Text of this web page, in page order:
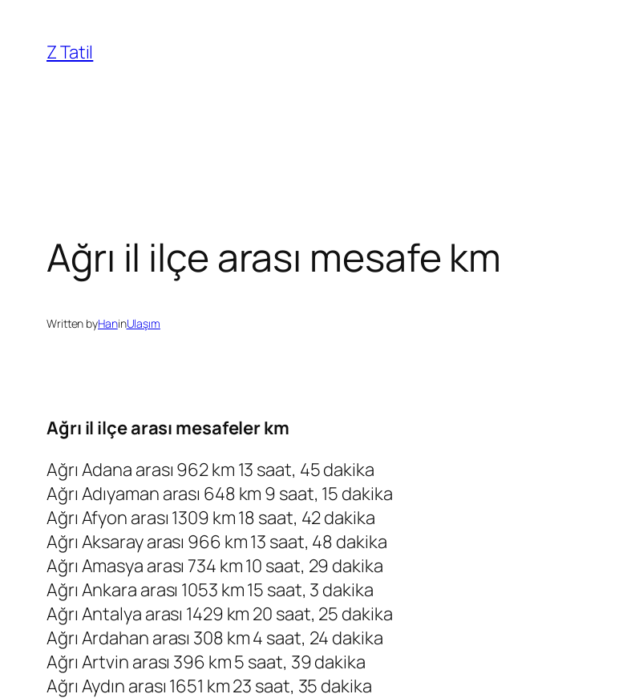
Z Tatil
Ağrı il ilçe arası mesafe km
Written byHaninUlaşım
Ağrı il ilçe arası mesafeler km
Ağrı Adana arası 962 km 13 saat, 45 dakika
Ağrı Adıyaman arası 648 km 9 saat, 15 dakika
Ağrı Afyon arası 1309 km 18 saat, 42 dakika
Ağrı Aksaray arası 966 km 13 saat, 48 dakika
Ağrı Amasya arası 734 km 10 saat, 29 dakika
Ağrı Ankara arası 1053 km 15 saat, 3 dakika
Ağrı Antalya arası 1429 km 20 saat, 25 dakika
Ağrı Ardahan arası 308 km 4 saat, 24 dakika
Ağrı Artvin arası 396 km 5 saat, 39 dakika
Ağrı Aydın arası 1651 km 23 saat, 35 dakika